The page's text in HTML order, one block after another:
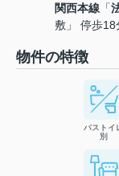
関西本線 「
敷」 停歩18
物件の特徴
バストイ
別